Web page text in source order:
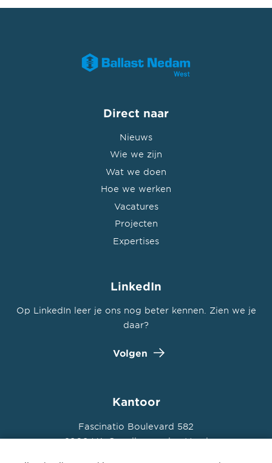
Direct naar
Nieuws
Wie we zijn
Wat we doen
Hoe we werken
Vacatures
Projecten
Expertises
LinkedIn
Op LinkedIn leer je ons nog beter kennen. Zien we je
daar?
Volgen
Kantoor
Fascinatio Boulevard 582
2909 VA Capelle aan den IJssel